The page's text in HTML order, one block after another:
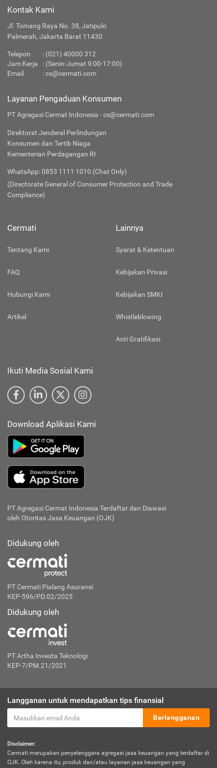
Kontak Kami
Jl. Tomang Raya No. 38, Jatipulo
Palmerah, Jakarta Barat 11430
Telepon : (021) 40000 312
Jam Kerja
: (Senin-Jumat 9:00-17:00)
Email
:cs@cermati.com
Layanan Pengaduan Konsumen
PT Agregasi Cermat Indonesia - cs@cermati.com
Direktorat Jenderal Perlindungan
Konsumen dan Tertib Niaga
Kementerian Perdagangan RI
WhatsApp: 0853 1111 1010 (Chat Only)
(Directorate General of Consumer Protection and Trade
Compliance)
Cermati
Tentang Kami
FAQ
Hubungi Kami
Artikel
Lainnya
Syarat & Ketentuan
Kebijakan Privasi
Kebijakan SMKI
Whistleblowing
Anti Gratifikasi
Ikuti Media Sosial Kami
Download Aplikasi Kami
PT Agregasi Cermat Indonesia Terdaftar dan Diawasi
oleh Otoritas Jasa Keuangan (OJK)
Didukung oleh
PT Cermati Pialang Asuransi
KEP-596/PD.02/2025
Didukung oleh
PT Artha Investa Teknologi
KEP-7/PM.21/2021
Langganan untuk mendapatkan tips finansial
Berlangganan
Disclaimer:
Cermati merupakan penyelenggara agregasi jasa keuangan yang terdaftar di
OJK. Oleh karena itu, produk dan/atau layanan jasa keuangan yang